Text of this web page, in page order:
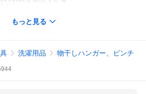
コートハンガー スラックス スラックスハ
ドイツ製 ドイツ ブラック ゴールド シ
もっと見る
洗濯用品 物干しハンガー、ピンチ